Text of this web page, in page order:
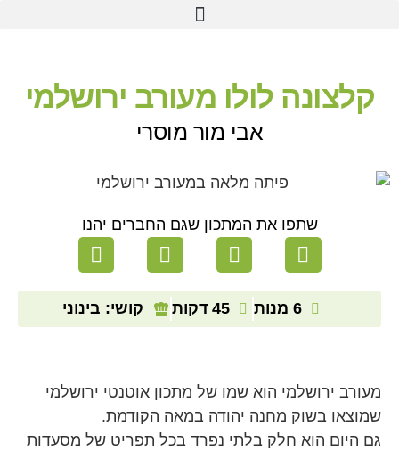
קלצונה לולו מעורב ירושלמי
אבי מור מוסרי
6 מנות 45 דקות קושי: בינוני
שתפו את המתכון שגם החברים יהנו
מעורב ירושלמי הוא שמו של מתכון אוטנטי ירושלמי
שמוצאו בשוק מחנה יהודה במאה הקודמת.
גם היום הוא חלק בלתי נפרד בכל תפריט של מסעדות